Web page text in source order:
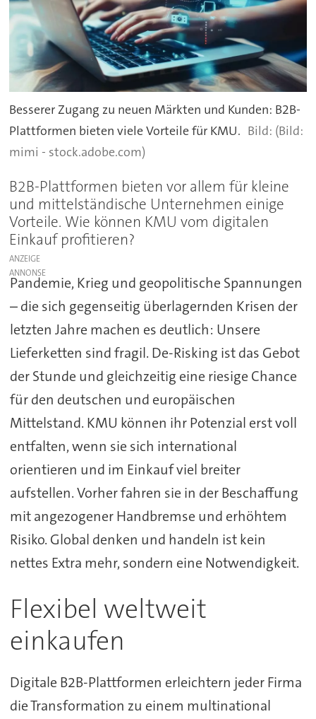
Besserer Zugang zu neuen Märkten und Kunden: B2B-
Plattformen bieten viele Vorteile für KMU.
(Bild:
mimi - stock.adobe.com)
B2B-Plattformen bieten vor allem für kleine
und mittelständische Unternehmen einige
Vorteile. Wie können KMU vom digitalen
Einkauf profitieren?
ANZEIGE
Pandemie, Krieg und geopolitische Spannungen
– die sich gegenseitig überlagernden Krisen der
letzten Jahre machen es deutlich: Unsere
Lieferketten sind fragil. De-Risking ist das Gebot
der Stunde und gleichzeitig eine riesige Chance
für den deutschen und europäischen
Mittelstand. KMU können ihr Potenzial erst voll
entfalten, wenn sie sich international
orientieren und im Einkauf viel breiter
aufstellen. Vorher fahren sie in der Beschaffung
mit angezogener Handbremse und erhöhtem
Risiko. Global denken und handeln ist kein
nettes Extra mehr, sondern eine Notwendigkeit.
Flexibel weltweit
einkaufen
Digitale B2B-Plattformen erleichtern jeder Firma
die Transformation zu einem multinational